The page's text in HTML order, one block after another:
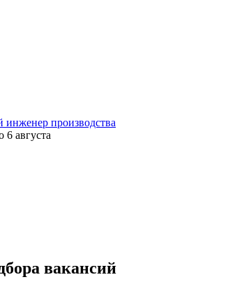
инженер производства
6 августа
вакансий